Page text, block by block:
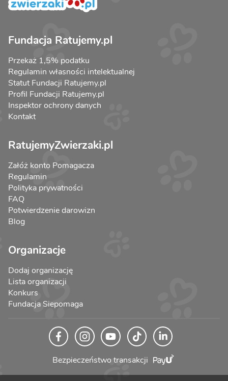
Fundacja Ratujemy.pl
Przekaż 1,5% podatku
Regulamin własności intelektualnej
Statut Fundacji Ratujemy.pl
Profil Fundacji Ratujemy.pl
Inspektor ochrony danych
Kontakt
RatujemyZwierzaki.pl
Załóż konto Pomagacza
Regulamin
Polityka prywatności
FAQ
Potwierdzenie darowizn
Blog
Organizacje
Dodaj organizację
Lista organizacji
Konkurs
Fundacja Siepomaga
Bezpieczeństwo transakcji